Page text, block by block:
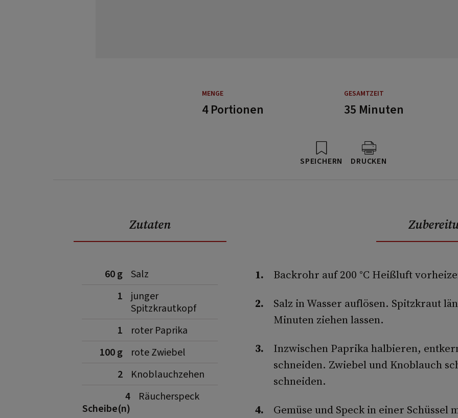
MENGE GESAMTZEIT
4 Portionen 35 Minuten
SPEICHERN DRUCKEN
Zutaten
60 g Salz
1
junger
Spitzkrautkopf
1
roter Paprika
100 g
rote Zwiebel
2
Knoblauchzehen
4
Scheibe(n)
Räucherspeck
Backrohr auf 200 °C Heißluft
Salz in Wasser auflösen. Spitzkraut
Minuten ziehen lassen.
Inzwischen Paprika halbieren,
schneiden. Zwiebel und Knoblauch
schneiden.
Gemüse und Speck in einer Schüssel